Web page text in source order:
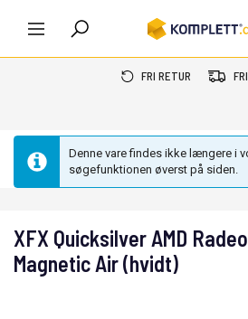
FRI RETUR
Denne vare findes ikke længere i
søgefunktionen øverst på siden.
XFX Quicksilver AMD
Magnetic Air (hvidt)